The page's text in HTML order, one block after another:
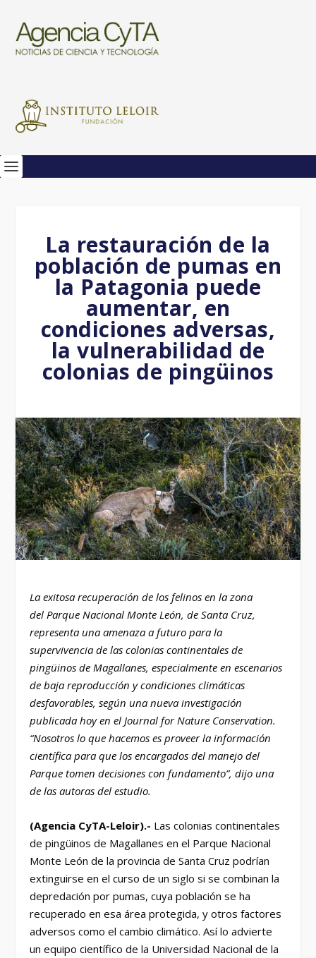
La restauración de la
población de pumas en
la Patagonia puede
aumentar, en
condiciones adversas,
la vulnerabilidad de
colonias de pingüinos
La exitosa recuperación de los felinos en la zona
del Parque Nacional Monte León, de Santa Cruz,
representa una amenaza a futuro para la
supervivencia de las colonias continentales de
pingüinos de Magallanes, especialmente en escenarios
de baja reproducción y condiciones climáticas
desfavorables, según una nueva investigación
publicada hoy en el Journal for Nature Conservation.
“Nosotros lo que hacemos es proveer la información
científica para que los encargados del manejo del
Parque tomen decisiones con fundamento”, dijo una
de las autoras del estudio.
(Agencia CyTA-Leloir).- Las colonias continentales
de pingüinos de Magallanes en el Parque Nacional
Monte León de la provincia de Santa Cruz podrían
extinguirse en el curso de un siglo si se combinan la
depredación por pumas, cuya población se ha
recuperado en esa área protegida, y otros factores
adversos como el cambio climático. Así lo advierte
un equipo científico de la Universidad Nacional de la